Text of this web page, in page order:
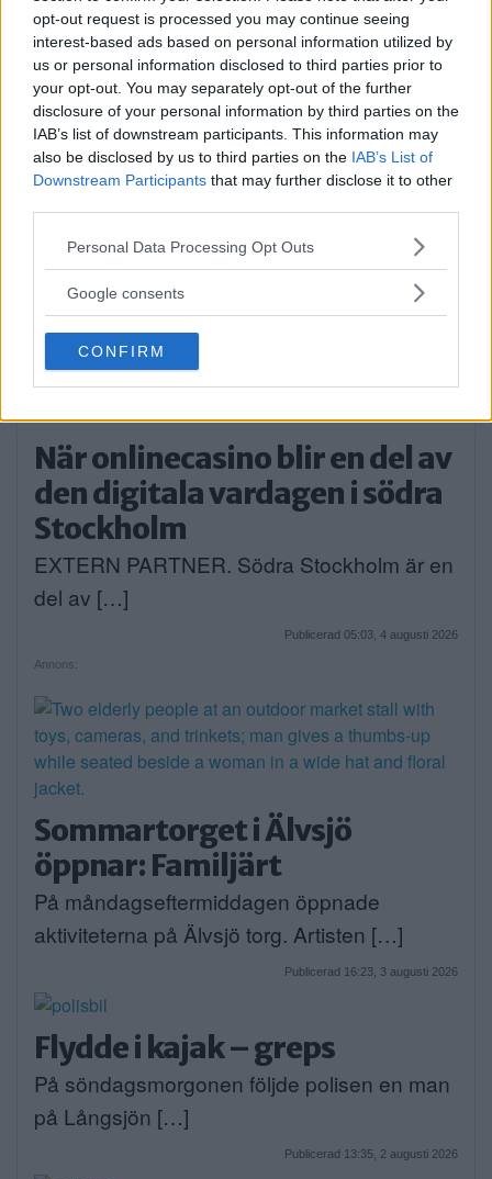
opt-out request is processed you may continue seeing
interest-based ads based on personal information utilized by
us or personal information disclosed to third parties prior to
your opt-out. You may separately opt-out of the further
disclosure of your personal information by third parties on the
IAB’s list of downstream participants. This information may
also be disclosed by us to third parties on the IAB’s List of
Downstream Participants that may further disclose it to other
Please note that this website/app uses one or more Google
not limited to your visit or usage behaviour. You may click to
use your data for below specified purposes in below Google
consent section.
Personal Data Processing Opt Outs
Google consents
CONFIRM
utmaningarna
Alice Stenberg är 17 år och har skrivit, […]
Publicerad 16:16, 5 augusti 2026
Bilist körde på vuxen och barn
på cykel
På måndagskvällen blev två personer som
färdades på […]
När onlinecasino blir en del av
den digitala vardagen i södra
Stockholm
EXTERN PARTNER. Södra Stockholm är en
del av […]
Publicerad 05:03, 4 augusti 2026
Annons:
Sommartorget i Älvsjö
öppnar: Familjärt
På måndagseftermiddagen öppnade
aktiviteterna på Älvsjö torg. Artisten […]
Publicerad 16:23, 3 augusti 2026
Flydde i kajak – greps
På söndagsmorgonen följde polisen en man
på Långsjön […]
Publicerad 13:35, 2 augusti 2026